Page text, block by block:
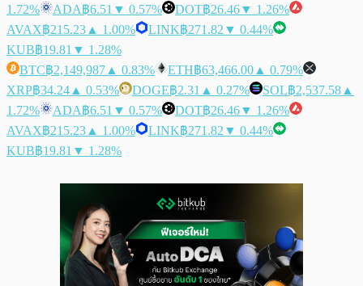
1.72%
ADA฿6.51 ▼ 0.57% DOT฿26.46▼ 1.26%
AVAX฿215.23 ▲ 1.00% LINK฿271.82 ▼ 0.44%
KUB฿19.81 ▼ 1.28%
BTC฿2,149,987 ▲ 0.83% ETH฿63,466.00 ▲ 0.79%
XRP฿34.24 ▲ 0.53% DOGE฿2.31 ▲ 0.27% SOL฿2,537.58 ▲
1.72%
ADA฿6.51 ▼ 0.57% DOT฿26.46▼ 1.26%
AVAX฿215.23 ▲ 1.00% LINK฿271.82 ▼ 0.44%
KUB฿19.81 ▼ 1.28%